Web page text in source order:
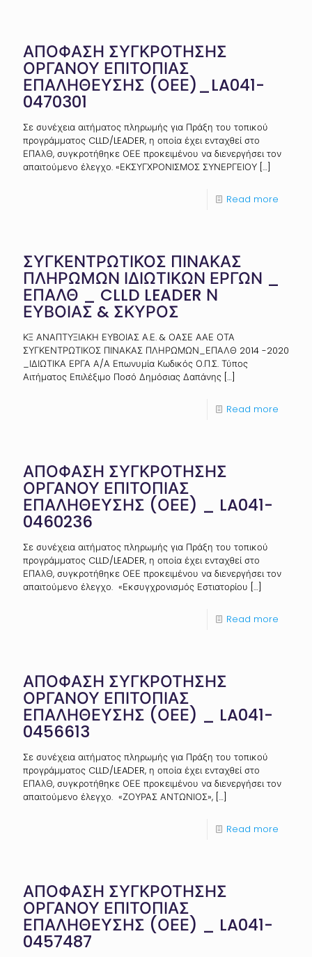
ΑΠΟΦΑΣΗ ΣΥΓΚΡΟΤΗΣΗΣ
ΟΡΓΑΝΟΥ ΕΠΙΤΟΠΙΑΣ
ΕΠΑΛΗΘΕΥΣΗΣ (ΟΕΕ)_LA041-
0470301
Σε συνέχεια αιτήματος πληρωμής για Πράξη του τοπικού
προγράμματος CLLD/LEADER, η οποία έχει ενταχθεί στο
ΕΠΑλΘ, συγκροτήθηκε ΟΕΕ προκειμένου να διενεργήσει τον
απαιτούμενο έλεγχο. «ΕΚΣΥΓΧΡΟΝΙΣΜΟΣ ΣΥΝΕΡΓΕΙΟΥ […]
Read more
ΣΥΓΚΕΝΤΡΩΤΙΚΟΣ ΠΙΝΑΚΑΣ
ΠΛΗΡΩΜΩΝ ΙΔΙΩΤΙΚΩΝ ΕΡΓΩΝ _
ΕΠΑΛΘ _ CLLD LEADER Ν
ΕΥΒΟΙΑΣ & ΣΚΥΡΟΣ
ΚΞ ΑΝΑΠΤΥΞΙΑΚΗ ΕΥΒΟΙΑΣ Α.Ε. & ΟΑΣΕ ΑΑΕ ΟΤΑ
ΣΥΓΚΕΝΤΡΩΤΙΚΟΣ ΠΙΝΑΚΑΣ ΠΛΗΡΩΜΩΝ_ΕΠΑΛΘ 2014 -2020
_ΙΔΙΩΤΙΚΑ ΕΡΓΑ Α/Α Επωνυμία Κωδικός Ο.Π.Σ. Τύπος
Αιτήματος Επιλέξιμο Ποσό Δημόσιας Δαπάνης […]
Read more
ΑΠΟΦΑΣΗ ΣΥΓΚΡΟΤΗΣΗΣ
ΟΡΓΑΝΟΥ ΕΠΙΤΟΠΙΑΣ
ΕΠΑΛΗΘΕΥΣΗΣ (ΟΕΕ) _ LA041-
0460236
Σε συνέχεια αιτήματος πληρωμής για Πράξη του τοπικού
προγράμματος CLLD/LEADER, η οποία έχει ενταχθεί στο
ΕΠΑλΘ, συγκροτήθηκε ΟΕΕ προκειμένου να διενεργήσει τον
απαιτούμενο έλεγχο. «Εκσυγχρονισμός Εστιατορίου […]
Read more
ΑΠΟΦΑΣΗ ΣΥΓΚΡΟΤΗΣΗΣ
ΟΡΓΑΝΟΥ ΕΠΙΤΟΠΙΑΣ
ΕΠΑΛΗΘΕΥΣΗΣ (ΟΕΕ) _ LA041-
0456613
Σε συνέχεια αιτήματος πληρωμής για Πράξη του τοπικού
προγράμματος CLLD/LEADER, η οποία έχει ενταχθεί στο
ΕΠΑλΘ, συγκροτήθηκε ΟΕΕ προκειμένου να διενεργήσει τον
απαιτούμενο έλεγχο. «ΖΟΥΡΑΣ ΑΝΤΩΝΙΟΣ», […]
Read more
ΑΠΟΦΑΣΗ ΣΥΓΚΡΟΤΗΣΗΣ
ΟΡΓΑΝΟΥ ΕΠΙΤΟΠΙΑΣ
ΕΠΑΛΗΘΕΥΣΗΣ (ΟΕΕ) _ LA041-
0457487